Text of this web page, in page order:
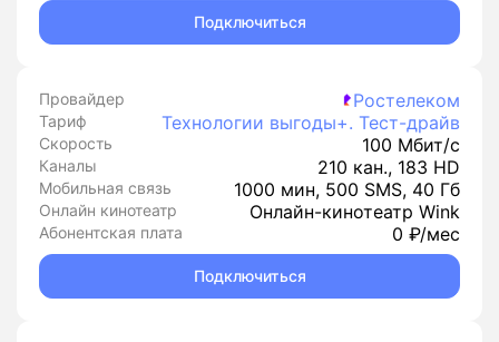
Подключиться
Провайдер Ростелеком
Тариф Технологии выгоды+. Тест-драйв
Скорость 100 Мбит/с
Каналы 210 кан., 183 HD
Мобильная связь 1000 мин, 500 SMS, 40 Гб
Онлайн кинотеатр Онлайн-кинотеатр Wink
Абонентская плата 0 ₽/мес
Подключиться